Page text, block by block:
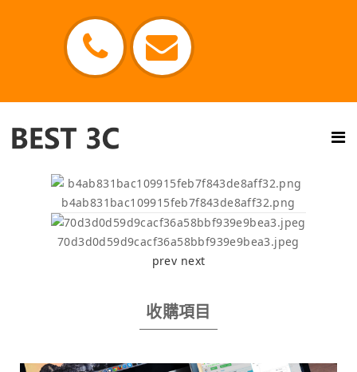
b4ab831bac109915feb7f843de8aff32.png
70d3d0d59d9cacf36a58bbf939e9bea3.jpeg
prev next
收購項目